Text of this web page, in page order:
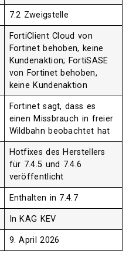
7.2 Zweigstelle
FortiClient Cloud von
Fortinet behoben, keine
Kundenaktion; FortiSASE
von Fortinet behoben,
keine Kundenaktion
Fortinet sagt, dass es
einen Missbrauch in freier
Wildbahn beobachtet hat
Hotfixes des Herstellers
für 7.4.5 und 7.4.6
veröffentlicht
Enthalten in 7.4.7
In KAG KEV
9. April 2026